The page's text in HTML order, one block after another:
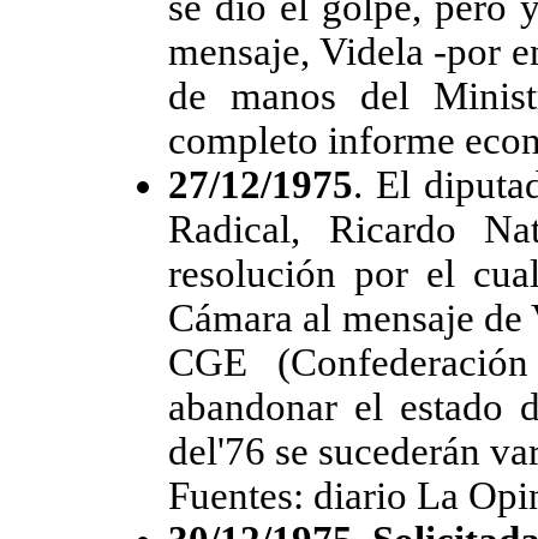
mensaje, Videla -por
de manos del
completo informe
27/12/1975. El
Radical, Ricardo
resolución por el
Cámara al mensaje
CGE
abandonar el estado
del'76 se sucederán
Fuentes: diario La